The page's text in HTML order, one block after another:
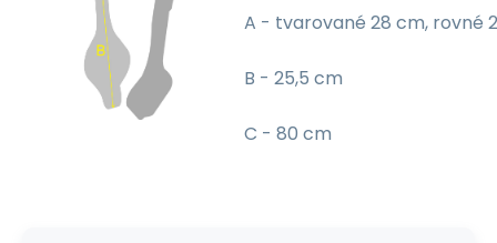
A - tvarované 28 cm, rovné
B - 25,5 cm
C - 80 cm